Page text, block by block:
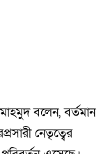
বলেন, বর্তমান
নেতৃত্বের